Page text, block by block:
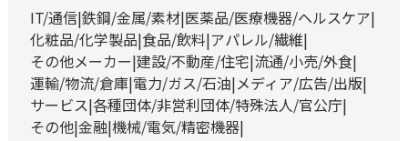
IT/通信 鉄鋼/金属/素材 医薬品/医療機器/ヘルスケア
化粧品/化学製品 食品/飲料 アパレル/繊維
その他メーカー 建設/不動産/住宅 流通/小売/外食
運輸/物流/倉庫 電力/ガス/石油 メディア/広告/出版
サービス 各種団体/非営利団体/特殊法人/官公庁
その他 金融 機械/電気/精密機器